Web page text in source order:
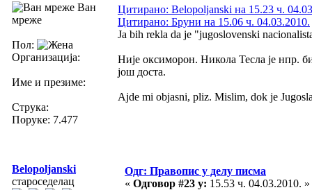
Ван
мреже
Пол:
Организација:
Име и презиме:
Струка:
Поруке: 7.477
Цитирано: Belopoljanski на 15.23 ч.
Цитирано: Бруни на 15.06 ч. 04.03.2010.
Ja bih rekla da je "jugoslovenski
Није оксиморон. Никола Тесла је нпр.
још доста.
Ajde mi objasni, pliz. Mislim, dok je
Belopoljanski
староседелац
Одг: Правопис у делу писма
« Одговор #23 у: 15.53 ч. 04.03.2010. »